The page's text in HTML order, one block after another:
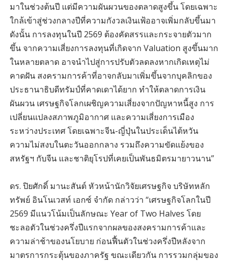
มาในช่วงต้นปี แต่มีความผันผวนของตลาดสูงขึ้น โดยเฉพาะ
ใกล้เข้าสู่ช่วงกลางปีที่ความกังวลเงินเฟ้ออาจเพิ่มกลับขึ้นมา
ดังนั้น การลงทุนในปี 2569 ต้องคัดสรรและกระจายตัวมาก
ขึ้น จากความเสี่ยงการลงทุนที่เกิดจาก Valuation สูงขึ้นมาก
ในหลายตลาด อาจนำไปสู่การปรับตัวลดลงหากเกิดเหตุไม่
คาดฝัน สงครามการค้าที่อาจกลับมาเพิ่มขึ้นจากบุคลิกของ
ประธานาธิบดีทรัมป์ที่คาดเดาได้ยาก ทำให้ตลาดการเงิน
ผันผวน เศรษฐกิจโลกเผชิญความเสี่ยงจากปัญหาหนี้สูง การ
เปลี่ยนแปลงสภาพภูมิอากาศ และความเสี่ยงการเมือง
ระหว่างประเทศ โดยเฉพาะจีน-ญี่ปุ่นในประเด็นไต้หวัน
ความไม่สงบในตะวันออกกลาง รวมถึงความขัดแย้งของ
สหรัฐฯ กับจีน และชาติยุโรปที่เคยเป็นพันธมิตรมายาวนาน”
ดร. ปิยศักดิ์ มานะสันต์ หัวหน้านักวิจัยเศรษฐกิจ บริษัทหลัก
ทรัพย์ อินโนเวสท์ เอกซ์ จำกัด กล่าวว่า “เศรษฐกิจโลกในปี
2569 มีแนวโน้มเป็นลักษณะ Year of Two Halves โดย
ชะลอตัวในช่วงครึ่งปีแรกจากผลของสงครามการค้าและ
ความล่าช้าของนโยบาย ก่อนฟื้นตัวในช่วงครึ่งปีหลังจาก
มาตรการกระตุ้นของภาครัฐ ขณะเดียวกัน การรวมกลุ่มของ